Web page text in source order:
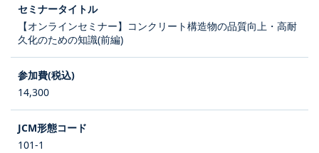
【オンラインセミナー】コンクリート構造物の品質向上・高耐
久化のための知識(前編)
14,300
101-1